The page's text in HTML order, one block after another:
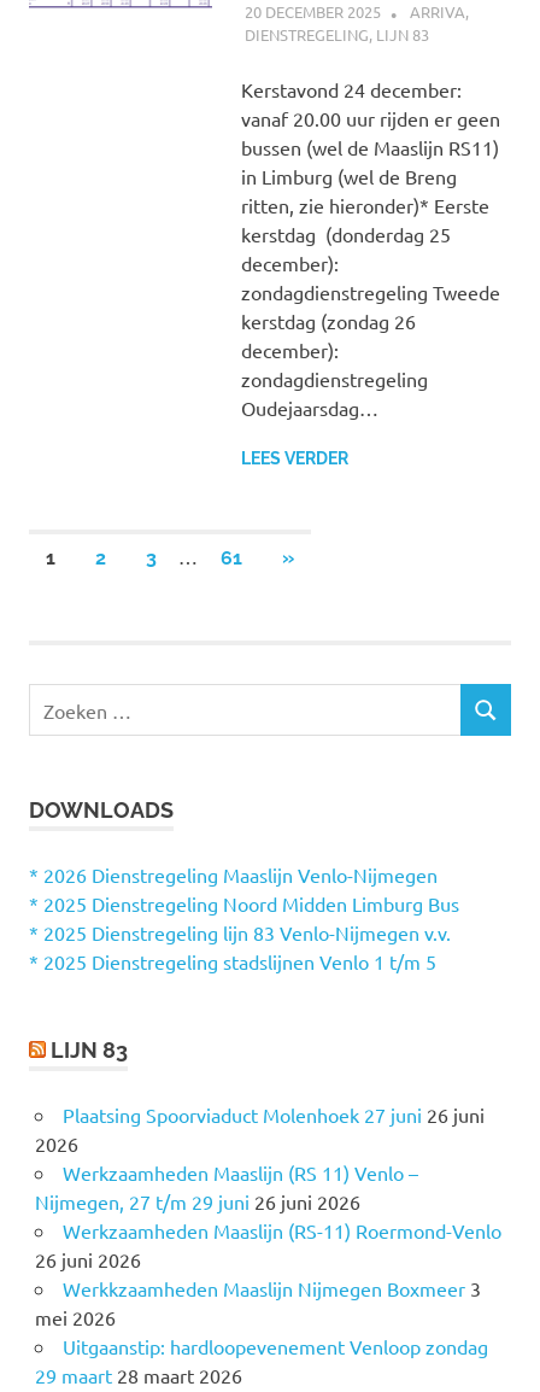
20 DECEMBER 2025 JOHAN
ARRIVA,
DIENSTREGELING, LIJN 83
Kerstavond 24 december:
vanaf 20.00 uur rijden er geen
bussen (wel de Maaslijn RS11)
in Limburg (wel de Breng
ritten, zie hieronder)* Eerste
kerstdag (donderdag 25
december):
zondagdienstregeling Tweede
kerstdag (zondag 26
december):
zondagdienstregeling
Oudejaarsdag…
LEES VERDER
1 2 3 … 61
VOLGENDE
»
e
n
a
a
r
Z
DOWNLOADS
* 2026 Dienstregeling Maaslijn Venlo-Nijmegen
* 2025 Dienstregeling Noord Midden Limburg Bus
* 2025 Dienstregeling lijn 83 Venlo-Nijmegen v.v.
* 2025 Dienstregeling stadslijnen Venlo 1 t/m 5
LIJN 83
Plaatsing Spoorviaduct Molenhoek 27 juni 26 juni
2026
Werkzaamheden Maaslijn (RS 11) Venlo –
Nijmegen, 27 t/m 29 juni 26 juni 2026
Werkzaamheden Maaslijn (RS-11) Roermond-Venlo
26 juni 2026
Werkkzaamheden Maaslijn Nijmegen Boxmeer 3
mei 2026
Uitgaanstip: hardloopevenement Venloop zondag
29 maart 28 maart 2026